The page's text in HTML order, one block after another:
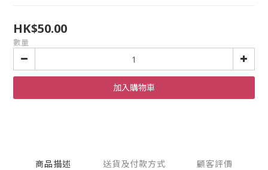
HK$50.00
數量
加入購物車
商品描述 送貨及付款方式 顧客評價